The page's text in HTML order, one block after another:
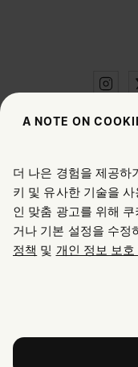
Maison
위치 선택하기
현재 접속하신 위치는
하시겠어요?
A NOTE ON
더 나은 경험을 제공하
키 및 유사한 기술을
인 맞춤 광고를 위해
거나 기본 설정을 수정
정책 및 개인 정보 보